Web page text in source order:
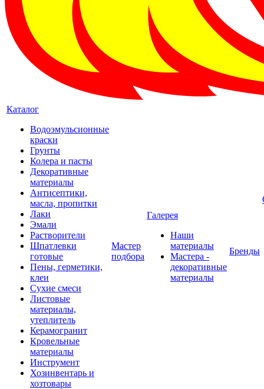
Каталог
Водоэмульсионные
краски
Грунты
Колера и пасты
Декоративные
материалы
Антисептики,
масла, пропитки
Лаки
Эмали
Растворители
Шпатлевки
готовые
Пены, герметики,
клеи
Сухие смеси
Листовые
материалы,
утеплитель
Керамогранит
Кровельные
материалы
Инструмент
Хозинвентарь и
хозтовары
Мастер
подбора
Галерея
Наши
материалы
Мастера -
декоративные
материалы
Бренды